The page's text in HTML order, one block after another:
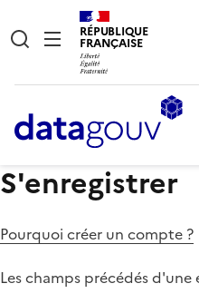
RÉPUBLIQUE
FRANÇAISE
S'enregistrer
Pourquoi créer un compte ?
Les champs précédés d'une